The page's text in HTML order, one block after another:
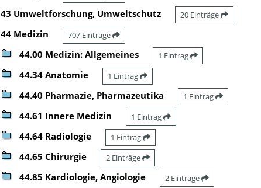
43 Umweltforschung, Umweltschutz 20 Einträge
44 Medizin 707 Einträge
44.00 Medizin: Allgemeines 1 Eintrag
44.34 Anatomie 1 Eintrag
44.40 Pharmazie, Pharmazeutika 1 Eintrag
44.61 Innere Medizin 1 Eintrag
44.64 Radiologie 1 Eintrag
44.65 Chirurgie 2 Einträge
44.85 Kardiologie, Angiologie 2 Einträge